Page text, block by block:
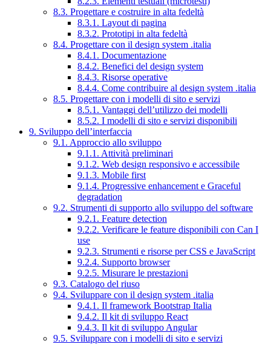
8.3. Progettare e costruire in alta fedeltà
8.3.1. Layout di pagina
8.3.2. Prototipi in alta fedeltà
8.4. Progettare con il design system .italia
8.4.1. Documentazione
8.4.2. Benefici del design system
8.4.3. Risorse operative
8.4.4. Come contribuire al design system .italia
8.5. Progettare con i modelli di sito e servizi
8.5.1. Vantaggi dell’utilizzo dei modelli
8.5.2. I modelli di sito e servizi disponibili
9. Sviluppo dell’interfaccia
9.1. Approccio allo sviluppo
9.1.1. Attività preliminari
9.1.2. Web design responsivo e accessibile
9.1.3. Mobile first
9.1.4. Progressive enhancement e Graceful
degradation
9.2. Strumenti di supporto allo sviluppo del software
9.2.1. Feature detection
9.2.2. Verificare le feature disponibili con Can I
use
9.2.3. Strumenti e risorse per CSS e JavaScript
9.2.4. Supporto browser
9.2.5. Misurare le prestazioni
9.3. Catalogo del riuso
9.4. Sviluppare con il design system .italia
9.4.1. Il framework Bootstrap Italia
9.4.2. Il kit di sviluppo React
9.4.3. Il kit di sviluppo Angular
9.5. Sviluppare con i modelli di sito e servizi